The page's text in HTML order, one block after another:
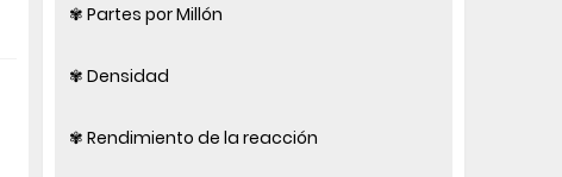
✾ Partes por Millón
✾ Densidad
✾ Rendimiento de la reacción